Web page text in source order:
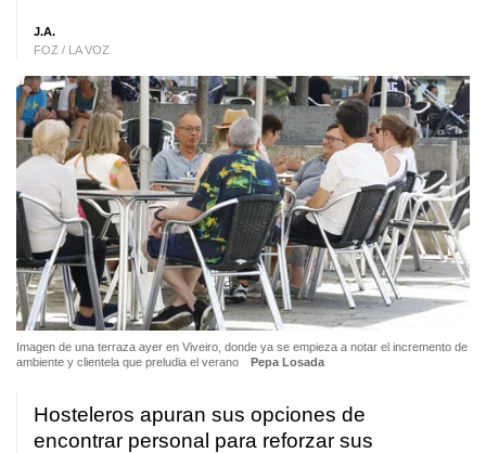
J.A.
FOZ / LA VOZ
Imagen de una terraza ayer en Viveiro, donde ya se empieza a notar el incremento de
ambiente y clientela que preludia el verano
Pepa Losada
Hosteleros apuran sus opciones de
encontrar personal para reforzar sus